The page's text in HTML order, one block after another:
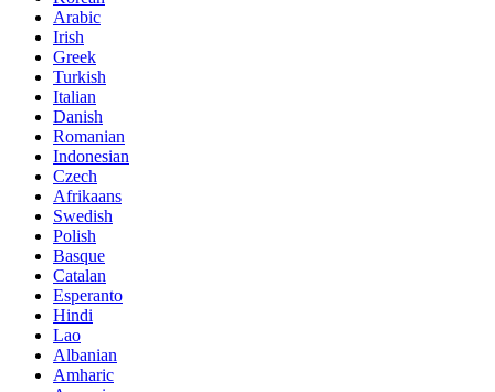
Arabic
Irish
Greek
Turkish
Italian
Danish
Romanian
Indonesian
Czech
Afrikaans
Swedish
Polish
Basque
Catalan
Esperanto
Hindi
Lao
Albanian
Amharic